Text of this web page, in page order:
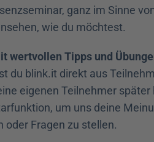
ganz im Sinne
wie du möchtest.
wertvollen Tipps und
du blink.it direkt aus
eigenen Teilnehmer später
um uns deine
oder Fragen zu stellen.